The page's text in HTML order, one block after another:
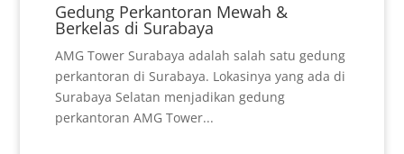
Gedung Perkantoran Mewah &
Berkelas di Surabaya
AMG Tower Surabaya adalah salah satu gedung
perkantoran di Surabaya. Lokasinya yang ada di
Surabaya Selatan menjadikan gedung
perkantoran AMG Tower...